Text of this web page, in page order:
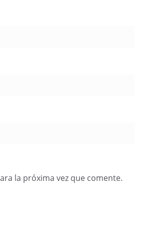
la próxima vez que comente.